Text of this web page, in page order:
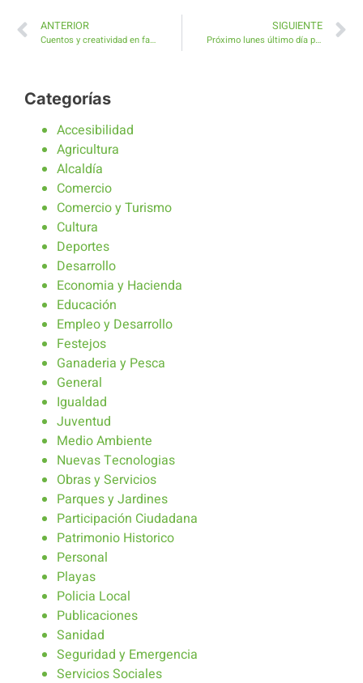
ANTERIOR
Cuentos y creatividad en familia en el Taller Cuentereando
SIGUIENTE
Próximo lunes último día para entregar diseños al Concurso del Cartel Anunciador
Categorías
Accesibilidad
Agricultura
Alcaldía
Comercio
Comercio y Turismo
Cultura
Deportes
Desarrollo
Economia y Hacienda
Educación
Empleo y Desarrollo
Festejos
Ganaderia y Pesca
General
Igualdad
Juventud
Medio Ambiente
Nuevas Tecnologias
Obras y Servicios
Parques y Jardines
Participación Ciudadana
Patrimonio Historico
Personal
Playas
Policia Local
Publicaciones
Sanidad
Seguridad y Emergencia
Servicios Sociales